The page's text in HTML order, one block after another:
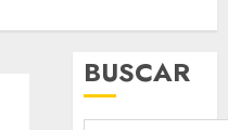
BUSCAR